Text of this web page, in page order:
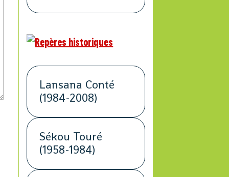
Lansana Conté
(1984-2008)
Sékou Touré
(1958-1984)